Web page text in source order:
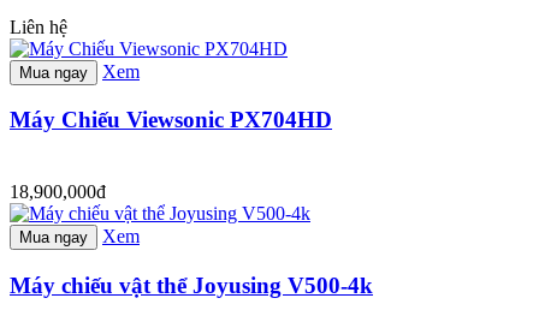
Liên hệ
Mua ngay Xem
Máy Chiếu Viewsonic PX704HD
18,900,000đ
Mua ngay Xem
Máy chiếu vật thể Joyusing V500-4k